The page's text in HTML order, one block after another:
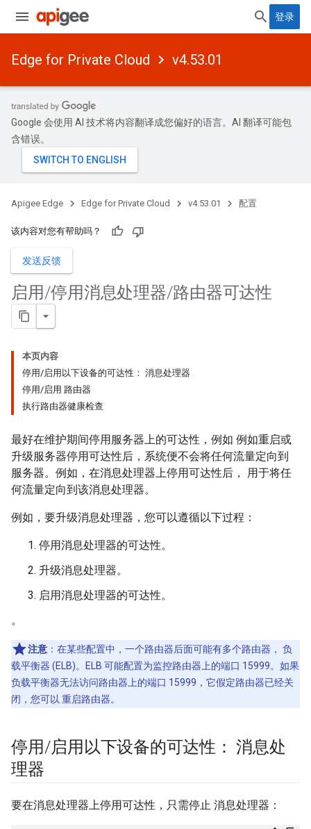
登录
Edge for Private Cloud v4.53.01
Google 会使用 AI 技术将内容翻译成您偏好的语言。AI 翻译可能包
含错误。
Apigee Edge Edge for Private Cloud v4.53.01 配置
该内容对您有帮助吗？
发送反馈
启用/停用消息处理器/路由器可达性
本页内容
停用/启用以下设备的可达性： 消息处理器
停用/启用 路由器
执行路由器健康检查
最好在维护期间停用服务器上的可达性，例如 例如重启或
升级服务器停用可达性后，系统便不会将任何流量定向到
服务器。例如，在消息处理器上停用可达性后， 用于将任
何流量定向到该消息处理器。
例如，要升级消息处理器，您可以遵循以下过程：
停用消息处理器的可达性。
升级消息处理器。
启用消息处理器的可达性。
。
注意 ：在某些配置中，一个路由器后面可能有多个路由器， 负
载平衡器 (ELB)。ELB 可能配置为监控路由器上的端口 15999。如果
负载平衡器无法访问路由器上的端口 15999，它假定路由器已经关
闭，您可以 重启路由器。
停用/启用以下设备的可达性： 消息处
理器
要在消息处理器上停用可达性，只需停止 消息处理器：